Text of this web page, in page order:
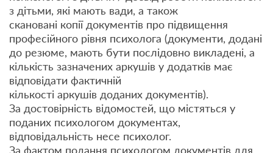
з дітьми, які мають вади, а також
скановані копії документів про підвищення
професійного рівня психолога (документи, додані
до резюме, мають бути послідовно викладені, а
кількість зазначених аркушів у додатків має
відповідати фактичній
кількості аркушів доданих документів).
За достовірність відомостей, що містяться у
поданих психологом документах,
відповідальність несе психолог.
За фактом подання психологом документів для